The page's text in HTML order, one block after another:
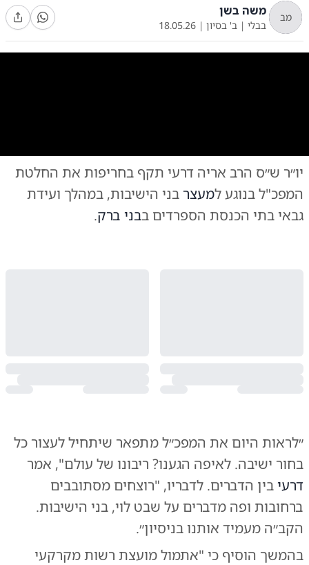
מב משה בשן
בבלי | ב' בסיון |
18.05.26
דברי דרעי בכנס
יו״ר ש״ס הרב אריה דרעי תקף בחריפות את החלטת
המפכ"ל בנוגע למעצר בני הישיבות, במהלך ועידת
גבאי בתי הכנסת הספרדים בבני ברק.
״לראות היום את המפכ״ל מתפאר שיתחיל לעצור כל
בחור ישיבה. לאיפה הגענו? ריבונו של עולם", אמר
דרעיבין הדברים. לדבריו, "רוצחים מסתובבים
ברחובות ופה מדברים על שבט לוי, בני הישיבות.
הקב״ה מעמיד אותנו בניסיון״.
בהמשך הוסיף כי "אתמול מועצת רשות מקרקעי